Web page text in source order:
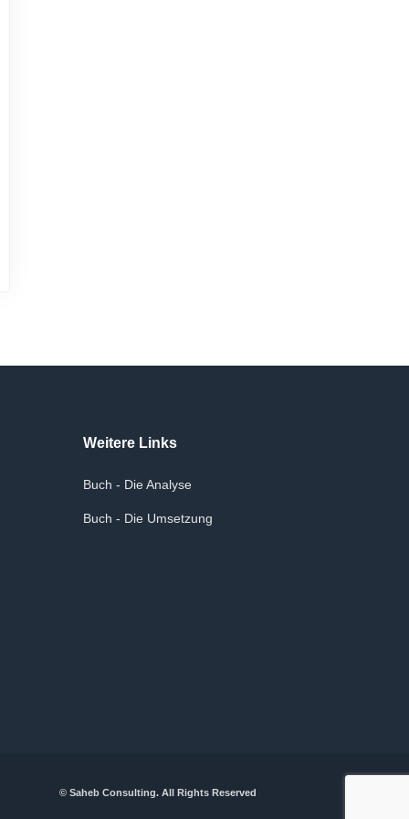
Weitere Links
Buch - Die Analyse
Buch - Die Umsetzung
© Saheb Consulting. All Rights Reserved